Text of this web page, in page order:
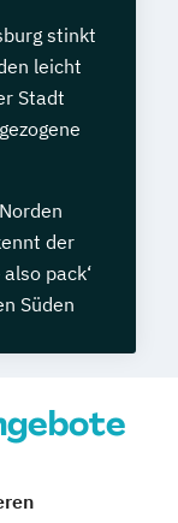
stinkt
leicht
Stadt
der
pack‘
Süden